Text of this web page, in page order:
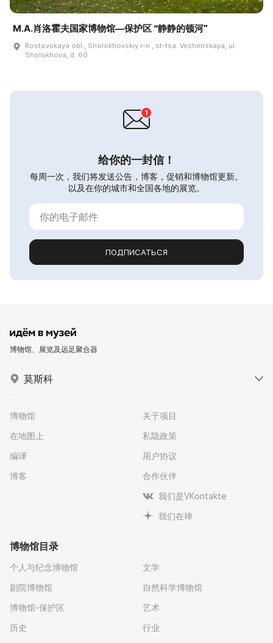
M.A.肖洛霍夫国家博物馆—保护区 “静静的顿河”
Rostovskaya obl., Sholokhovskiy r-n., st-tsa. Veshenskaya, ul.
Sholokhova, d. 60
给你的一封信！
每周一次，我们将发送公告，博客，促销和博物馆更新。
以及在你的城市和全国各地的展览。
ПОДПИСАТЬСЯ
博物馆、展览及远足聚合器
莫斯科
博物馆
在地图上
编译
博客
关于项目
私隐政策
用户协议
合作伙伴
我们是VKontakte
我们在禅
博物馆目录
个人与纪念博物馆
剧院博物馆
博物馆-保护区
历史
文学
自然科学博物馆
艺术
行业